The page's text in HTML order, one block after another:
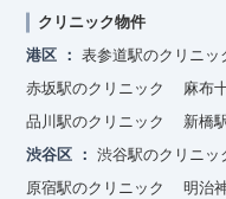
クリニック物件
港区
表参道駅のクリニッ
赤坂駅のクリニック
麻布
品川駅のクリニック
新橋
渋谷区
渋谷駅のクリニッ
原宿駅のクリニック
明治